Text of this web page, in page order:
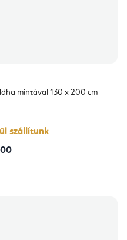
mintával 130 x 200 cm
szállítunk